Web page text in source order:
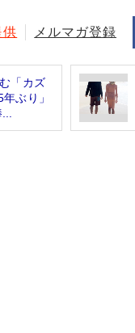
供 メルマガ登録
「カズ
ぶり」